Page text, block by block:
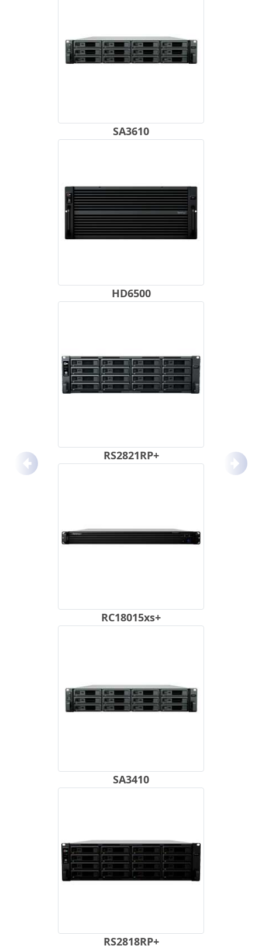
SA3610
HD6500
RS2821RP+
RC18015xs+
SA3410
RS2818RP+
Anterior